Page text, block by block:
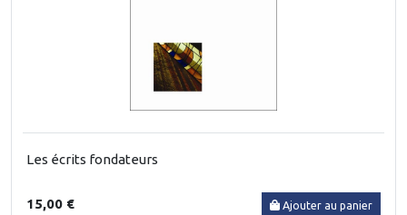
Les écrits fondateurs
15,00 € Ajouter au panier